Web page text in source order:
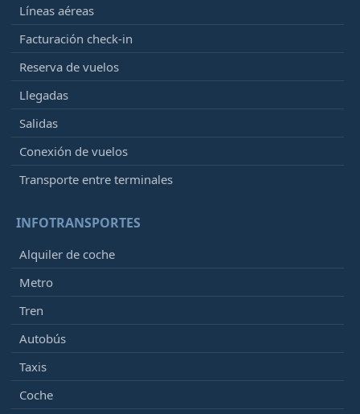
Líneas aéreas
Facturación check-in
Reserva de vuelos
Llegadas
Salidas
Conexión de vuelos
Transporte entre terminales
INFOTRANSPORTES
Alquiler de coche
Metro
Tren
Autobús
Taxis
Coche